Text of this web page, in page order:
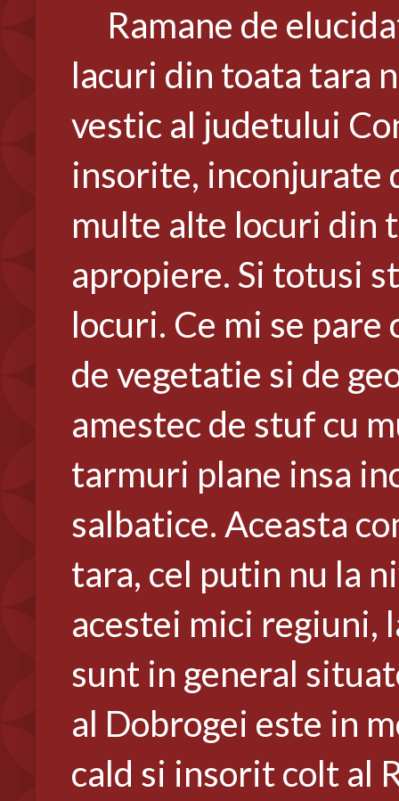
Ramane de
lacuri din toata tara
vestic al judetului
insorite, inconjurate
multe alte locuri din
apropiere. Si totusi
locuri. Ce mi se
de vegetatie si de
amestec de stuf cu
tarmuri plane insa
salbatice. Aceasta
tara, cel putin nu la
acestei mici regiuni,
sunt in general
al Dobrogei este in
cald si insorit colt al